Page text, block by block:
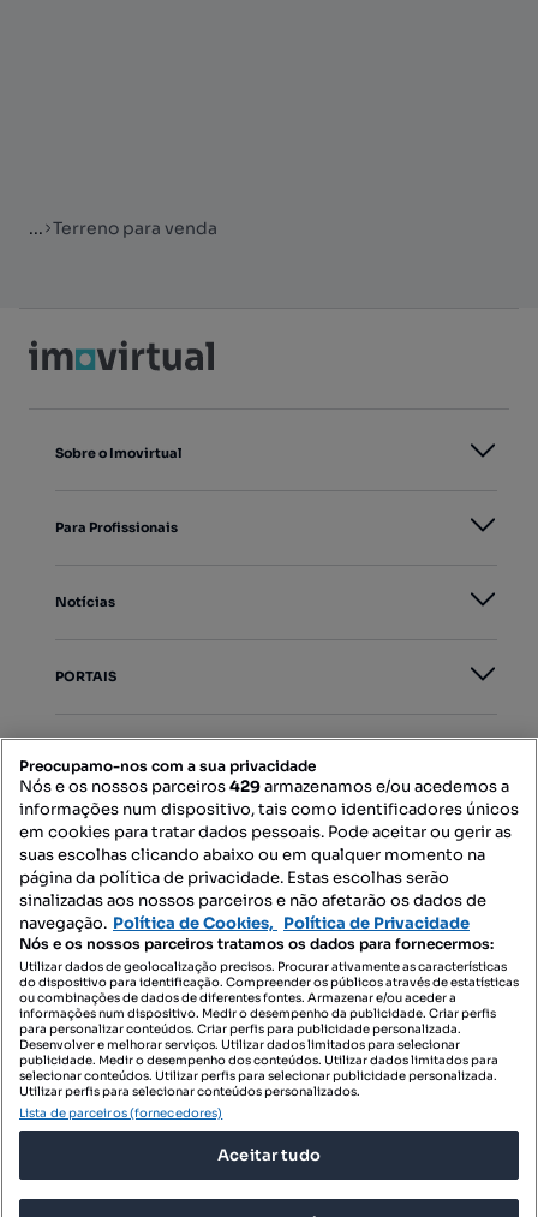
... Terreno para venda
Sobre o Imovirtual
Para Profissionais
Notícias
PORTAIS
Contacte-nos
SIGA-NOS:
DESCARREGAR NA:
© 2026 Imovirtual.com, OLX Portugal, S.A.
POLÍTICA DE PRIVACIDADE
Preocupamo-nos com a sua privacidade
Nós e os nossos parceiros429armazenamos e/ou acedemos a
informações num dispositivo, tais como identificadores únicos
em cookies para tratar dados pessoais. Pode aceitar ou gerir as
suas escolhas clicando abaixo ou em qualquer momento na
página da política de privacidade. Estas escolhas serão
sinalizadas aos nossos parceiros e não afetarão os dados de
navegação. Política de Cookies, Política de Privacidade
Nós e os nossos parceiros tratamos os dados para fornecermos:
Utilizar dados de geolocalização precisos. Procurar ativamente as características
do dispositivo para identificação. Compreender os públicos através de estatísticas
ou combinações de dados de diferentes fontes. Armazenar e/ou aceder a
informações num dispositivo. Medir o desempenho da publicidade. Criar perfis
para personalizar conteúdos. Criar perfis para publicidade personalizada.
Desenvolver e melhorar serviços. Utilizar dados limitados para selecionar
publicidade. Medir o desempenho dos conteúdos. Utilizar dados limitados para
selecionar conteúdos. Utilizar perfis para selecionar publicidade personalizada.
Utilizar perfis para selecionar conteúdos personalizados.
Lista de parceiros (fornecedores)
Aceitar tudo